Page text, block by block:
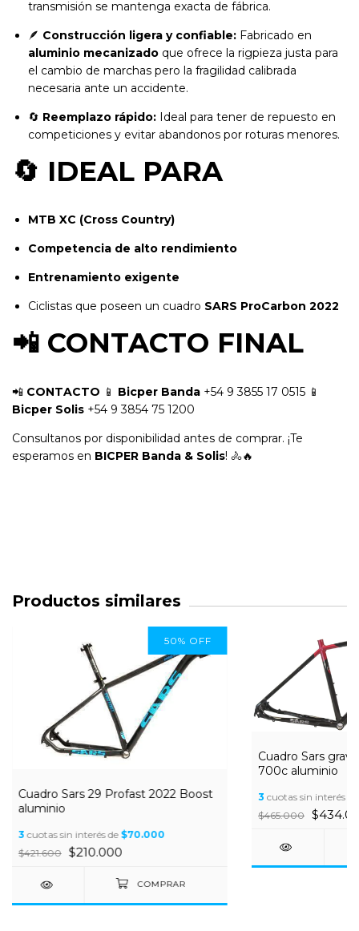
transmisión se mantenga exacta de fábrica.
🪶 Construcción ligera y confiable: Fabricado en
aluminio mecanizado que ofrece la rigpieza justa para
el cambio de marchas pero la fragilidad calibrada
necesaria ante un accidente.
🔄 Reemplazo rápido: Ideal para tener de repuesto en
competiciones y evitar abandonos por roturas menores.
🔄 IDEAL PARA
MTB XC (Cross Country)
Competencia de alto rendimiento
Entrenamiento exigente
Ciclistas que poseen un cuadro SARS ProCarbon 2022
📲 CONTACTO FINAL
📲 CONTACTO 📱 Bicper Banda +54 9 3855 17 0515 📱
Bicper Solis +54 9 3854 75 1200
Consultanos por disponibilidad antes de comprar. ¡Te
esperamos en BICPER Banda & Solis! 🚴🔥
Productos similares
50% OFF
Cuadro Sars 29 Profast 2022 Boost
aluminio
3 cuotas sin interés de $70.000
$421.600
$210.000
Cuadro Sars
700c aluminio
3 cuotas sin interés
$465.000